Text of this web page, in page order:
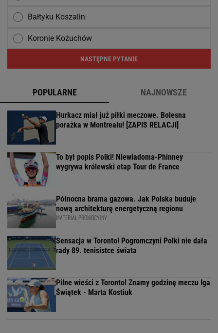
Bałtyku Koszalin
Koronie Kożuchów
NASTĘPNE PYTANIE
POPULARNE NAJNOWSZE
Hurkacz miał już piłki meczowe. Bolesna
porażka w Montrealu! [ZAPIS RELACJI]
To był popis Polki! Niewiadoma-Phinney
wygrywa królewski etap Tour de France
Północna brama gazowa. Jak Polska buduje
nową architekturę energetyczną regionu
MATERIAŁ PROMOCYJNY
Sensacja w Toronto! Pogromczyni Polki nie dała
rady 89. tenisistce świata
Pilne wieści z Toronto! Znamy godzinę meczu Iga
Świątek - Marta Kostiuk